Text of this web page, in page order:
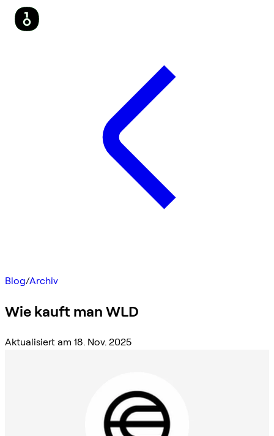
Blog/Archiv
Wie kauft man WLD
Aktualisiert am 18. Nov. 2025